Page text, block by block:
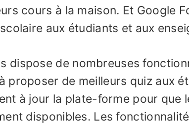
cours à la maison. Et Google
aux étudiants et aux
dispose de nombreuses
proposer de meilleurs quiz aux
à jour la plate-forme pour que
disponibles. Les